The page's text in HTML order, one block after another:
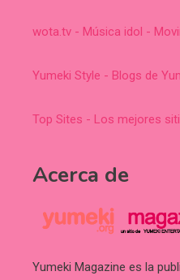
wota.tv - Música idol -
Yumeki Style - Blogs de
Top Sites - Los mejores
Acerca de
Yumeki Magazine es la